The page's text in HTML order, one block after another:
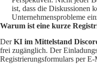
ist, dass die Diskussionen
Unternehmensprobleme
Warum ist eine kurze
DerKI im Mittelstand
frei zugänglich. Der
Registrierungsformulars per